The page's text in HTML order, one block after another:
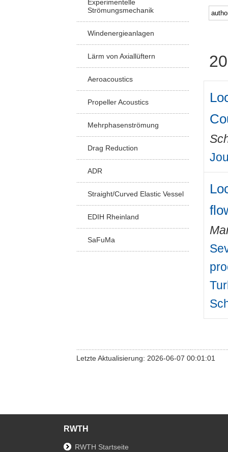
Experimentelle
Strömungsmechanik
Windenergieanlagen
Lärm von Axiallüftern
Aeroacoustics
Propeller Acoustics
Mehrphasenströmung
Drag Reduction
ADR
Straight/Curved Elastic Vessel
EDIH Rheinland
SaFuMa
Letzte Aktualisierung: 2026-06-07 00:01:01
RWTH
RWTH Startseite